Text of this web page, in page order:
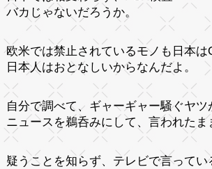
バカじゃないだろうか。
欧米では禁止されているモノも日本は
日本人はおとなしいからなんだよ。
自分で調べて、ギャーギャー騒ぐヤツ
ニュースを鵜呑みにして、言われたま
疑うことを知らず、テレビで言ってい